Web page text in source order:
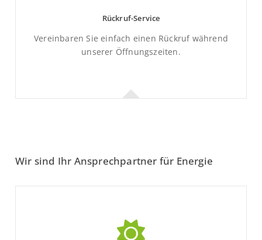
Mehr Informationen
Rückruf-Service
Vereinbaren Sie einfach einen Rückruf während
unserer Öffnungszeiten.
Rückruf-Service
Wir sind Ihr Ansprechpartner für Energie